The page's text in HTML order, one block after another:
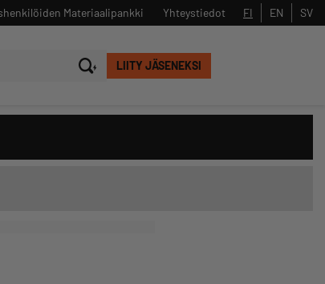
Yhteystiedot
Materiaalipankki FI EN SV
LIITY JÄSENEKSI
Sulje